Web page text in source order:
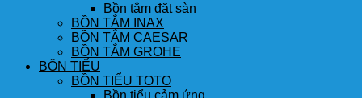
Bồn tắm đặt sàn
BỒN TẮM INAX
BỒN TẮM CAESAR
BỒN TẮM GROHE
BỒN TIỂU
BỒN TIỂU TOTO